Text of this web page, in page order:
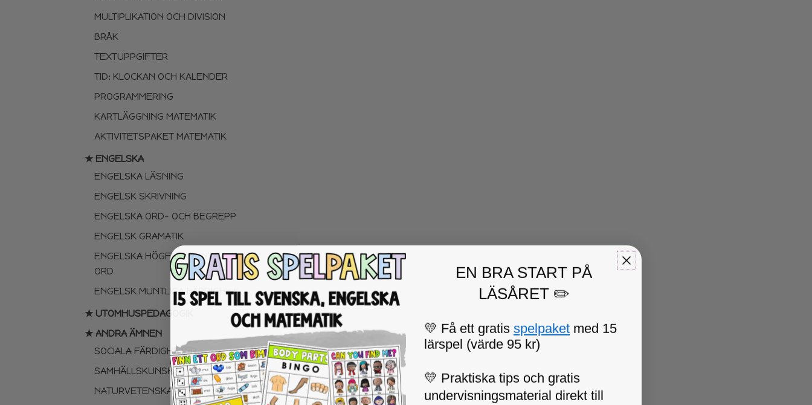
MULTIPLIKATION OCH DIVISION
BRÅK
TEXTUPPGIFTER
TID: KLOCKAN OCH KALENDER
PROGRAMMERING
KARTLÄGGNING MATEMATIK
AKTIVITETSPAKET MATEMATIK
★ ENGELSKA
ENGELSKA LÄSNING
ENGELSK SKRIVNING
ENGELSKA ORD- OCH BEGREPP
ENGELSK GRAMATIK
ENGELSKA HÖGFREKVENTA
ORD
ENGELSK MUNTLIGA FÄRDIGHET
★ UTOMHUSPEDAGOGIK
★ ANDRA ÄMNEN
SOCIALA FÄRDIGHETER
SAMHÄLLSKUNSKAP
NATURVETENSKAP
EN BRA START PÅ
LÄSÅRET ✏️
💛 Få ett gratis spelpaket med 15
lärspel (värde 95 kr)
💛 Praktiska tips och gratis
undervisningsmaterial direkt till